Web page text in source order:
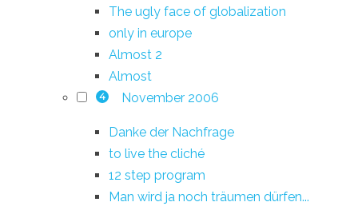
The ugly face of globalization
only in europe
Almost 2
Almost
4 November 2006
Danke der Nachfrage
to live the cliché
12 step program
Man wird ja noch träumen dürfen...